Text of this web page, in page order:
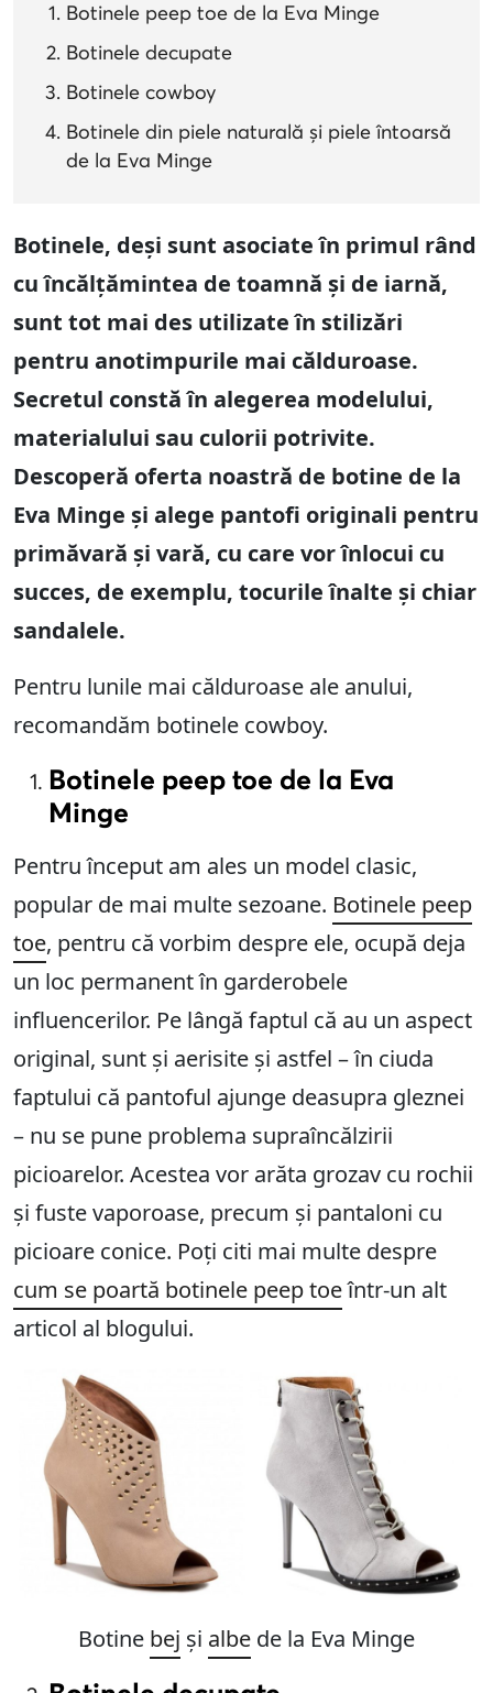
Botinele peep toe de la Eva Minge
Botinele decupate
Botinele cowboy
Botinele din piele naturală și piele întoarsă
de la Eva Minge
Botinele, deși sunt asociate în primul rând
cu încălțămintea de toamnă și de iarnă,
sunt tot mai des utilizate în stilizări
pentru anotimpurile mai călduroase.
Secretul constă în alegerea modelului,
materialului sau culorii potrivite.
Descoperă oferta noastră de botine de la
Eva Minge și alege pantofi originali pentru
primăvară și vară, cu care vor înlocui cu
succes, de exemplu, tocurile înalte și chiar
sandalele.
Pentru lunile mai călduroase ale anului,
recomandăm botinele cowboy.
Botinele peep toe de la Eva
Minge
Pentru început am ales un model clasic,
popular de mai multe sezoane. Botinele peep
toe, pentru că vorbim despre ele, ocupă deja
un loc permanent în garderobele
influencerilor. Pe lângă faptul că au un aspect
original, sunt și aerisite și astfel – în ciuda
faptului că pantoful ajunge deasupra gleznei
– nu se pune problema supraîncălzirii
picioarelor. Acestea vor arăta grozav cu rochii
și fuste vaporoase, precum și pantaloni cu
picioare conice. Poți citi mai multe despre
cum se poartă botinele peep toeîntr-un alt
articol al blogului.
Botine bej și albe de la Eva Minge